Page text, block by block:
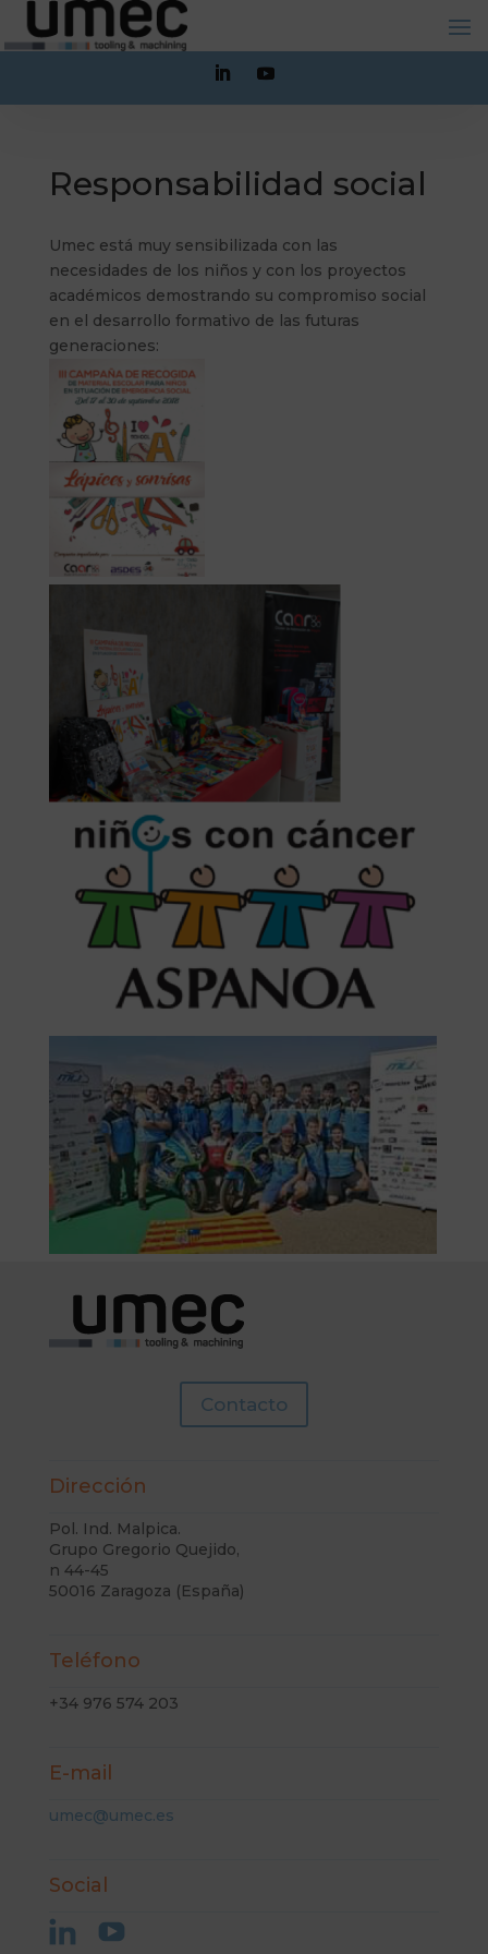
Responsabilidad social
Umec está muy sensibilizada con las
necesidades de los niños y con los proyectos
académicos demostrando su compromiso social
en el desarrollo formativo de las futuras
generaciones:
Contacto
Dirección
Pol. Ind. Malpica.
Grupo Gregorio Quejido,
n 44-45
50016 Zaragoza (España)
Teléfono
+34 976 574 203
E-mail
umec@umec.es
Social